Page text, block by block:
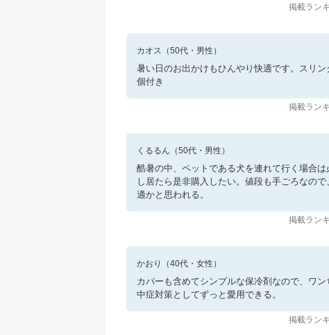
掲載ラン
カオス （50代・ 男性 ）
暑い日のお出かけもひんやり快適です。スリ
個付き
掲載ラン
くるるん （50代・ 男性 ）
酷暑の中、ペットである犬を連れて行く場合
し居たら是非購入したい。値段も手ごろなの
適かと思われる。
掲載ラン
かおり （40代・ 女性 ）
カバーも含めてシンプルな保冷剤なので、ワ
中症対策としてずっと愛用できる。
掲載ラン